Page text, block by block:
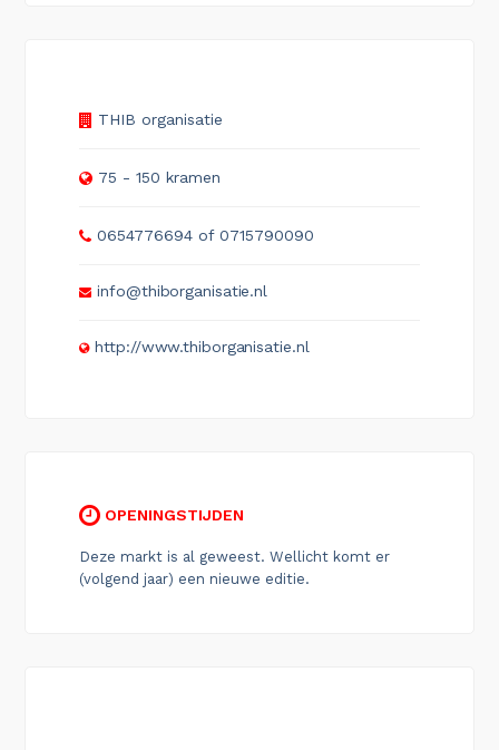
THIB organisatie
75 - 150 kramen
0654776694 of 0715790090
info@thiborganisatie.nl
http://www.thiborganisatie.nl
OPENINGSTIJDEN
Deze markt is al geweest. Wellicht komt er
(volgend jaar) een nieuwe editie.